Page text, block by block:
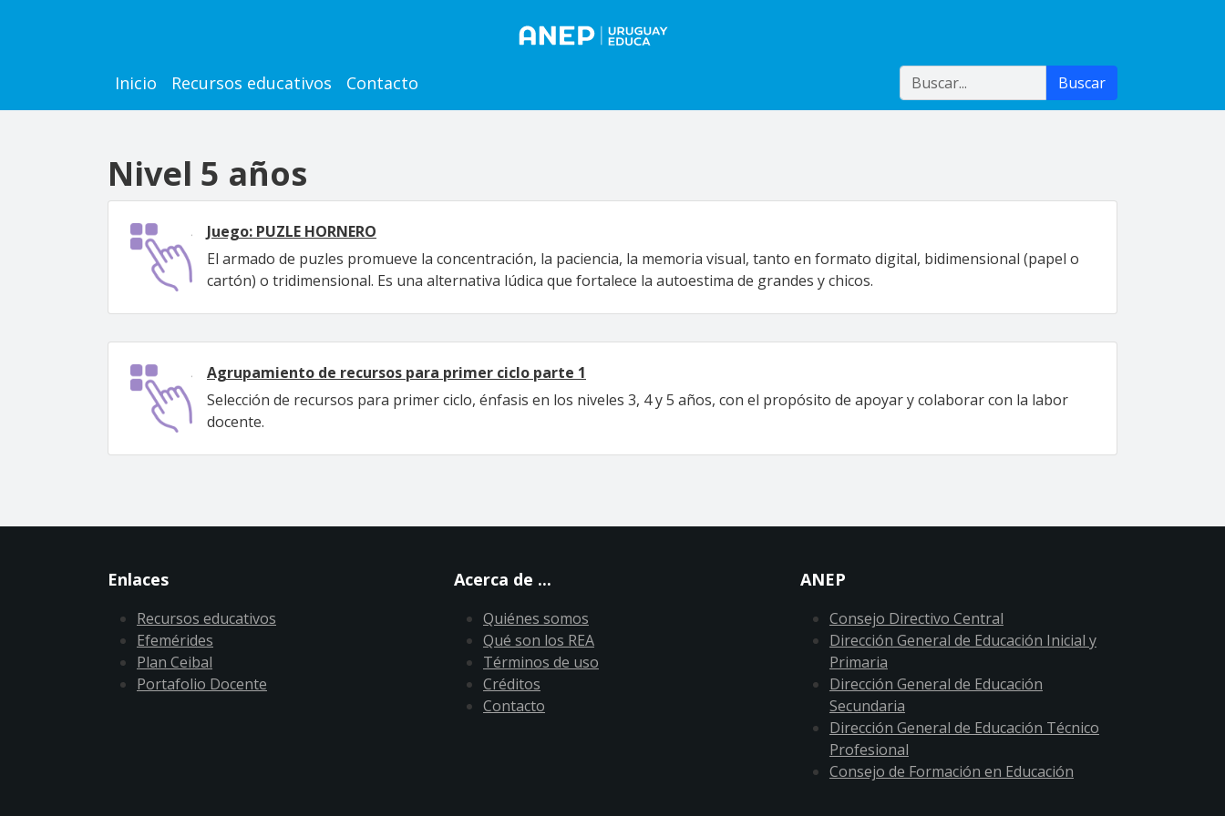
Main navigation
Inicio Recursos educativos Contacto Buscar Buscar
Nivel 5 años
Juego: PUZLE HORNERO
El armado de puzles promueve la concentración, la paciencia, la memoria visual, tanto en formato digital, bidimensional (papel o
cartón) o tridimensional. Es una alternativa lúdica que fortalece la autoestima de grandes y chicos.
Agrupamiento de recursos para primer ciclo parte 1
Selección de recursos para primer ciclo, énfasis en los niveles 3, 4 y 5 años, con el propósito de apoyar y colaborar con la labor
docente.
Enlaces
Recursos educativos
Efemérides
Plan Ceibal
Portafolio Docente
Acerca de ...
Quiénes somos
Qué son los REA
Términos de uso
Créditos
Contacto
ANEP
Consejo Directivo Central
Dirección General de Educación Inicial y
Primaria
Dirección General de Educación
Secundaria
Dirección General de Educación Técnico
Profesional
Consejo de Formación en Educación